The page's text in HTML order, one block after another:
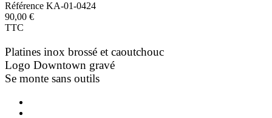
Référence KA-01-0424
90,00 €
TTC
Platines inox brossé et caoutchouc
Logo Downtown gravé
Se monte sans outils